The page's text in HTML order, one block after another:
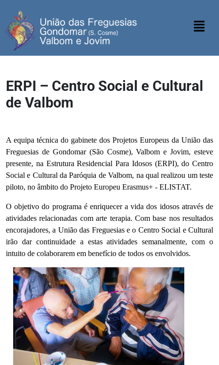
ERPI – Centro Social e Cultural
de Valbom
A equipa técnica do gabinete dos Projetos Europeus da União das
Freguesias de Gondomar (São Cosme), Valbom e Jovim, esteve
presente, na Estrutura Residencial Para Idosos (ERPI), do Centro
Social e Cultural da Paróquia de Valbom, na qual realizou um teste
piloto, no âmbito do Projeto Europeu Erasmus+ - ELISTAT.
O objetivo do programa é enriquecer a vida dos idosos através de
atividades relacionadas com arte terapia. Com base nos resultados
encorajadores, a União das Freguesias e o Centro Social e Cultural
irão dar continuidade a estas atividades semanalmente, com o
intuito de colaborarem em benefício de todos os envolvidos.